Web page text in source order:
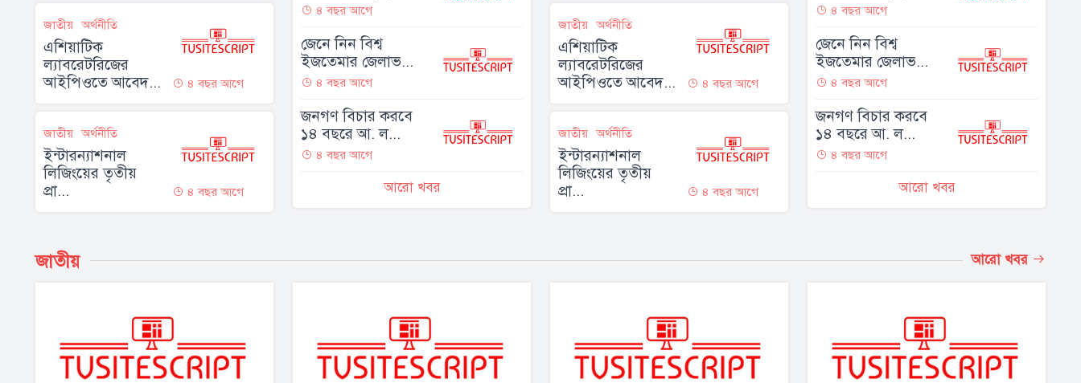
৪ বছর আগে
জাতীয় অর্থনীতি
এশিয়াটিক
ল্যাবরেটরিজের
আইপিওতে আবেদ...
৪ বছর আগে
জাতীয় অর্থনীতি
ইন্টারন্যাশনাল
লিজিংয়ের তৃতীয়
প্রা...
৪ বছর আগে
জেনে নিন বিশ্ব
ইজতেমার জেলাভ...
৪ বছর আগে
জনগণ বিচার করবে
১৪ বছরে আ. ল...
৪ বছর আগে
আরো খবর
৪ বছর আগে
জাতীয় অর্থনীতি
এশিয়াটিক
ল্যাবরেটরিজের
আইপিওতে আবেদ...
৪ বছর আগে
জাতীয় অর্থনীতি
ইন্টারন্যাশনাল
লিজিংয়ের তৃতীয়
প্রা...
৪ বছর আগে
জেনে নিন বিশ্ব
ইজতেমার জেলাভ...
৪ বছর আগে
জনগণ বিচার করবে
১৪ বছরে আ. ল...
৪ বছর আগে
আরো খবর
জাতীয় আরো খবর